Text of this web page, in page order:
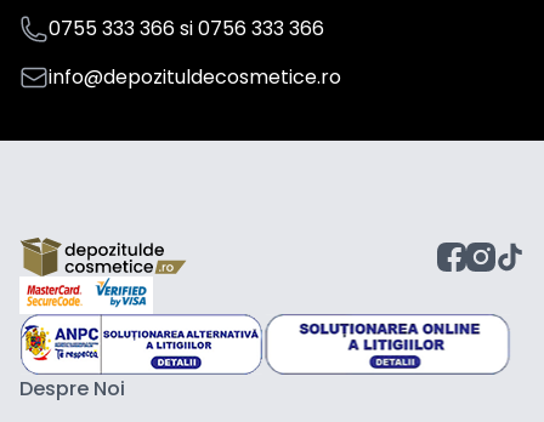
0755 333 366si0756 333 366
info@depozituldecosmetice.ro
Despre Noi